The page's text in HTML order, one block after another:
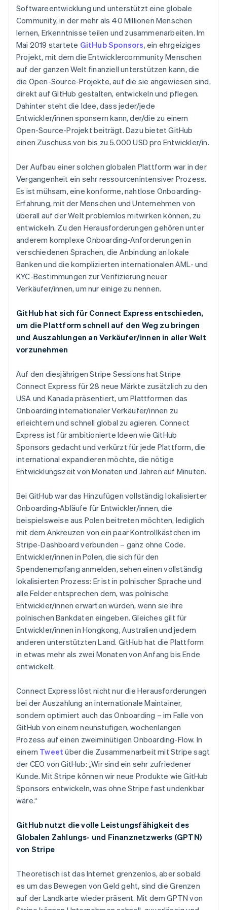
Atlas
Start-up-Gründung
Climate
CO₂-Entnahme
Identity
Online-Identitätsprüfung
Stripe-Sessions 2026
Erfahren Sie, wie Stripe Lösungen für die
Ecosystem
Partner
Stripe App-Marktplatz
Softwareentwicklung und unterstützt eine globale
Community, in der mehr als 40 Millionen Menschen
lernen, Erkenntnisse teilen und zusammenarbeiten. Im
Mai 2019 startete GitHub Sponsors, ein ehrgeiziges
Projekt, mit dem die Entwicklercommunity Menschen
auf der ganzen Welt finanziell unterstützen kann, die
die Open-Source-Projekte, auf die sie angewiesen sind,
direkt auf GitHub gestalten, entwickeln und pflegen.
Dahinter steht die Idee, dass jeder/jede
Entwickler/innen sponsern kann, der/die zu einem
Open-Source-Projekt beiträgt. Dazu bietet GitHub
einen Zuschuss von bis zu 5.000 USD pro Entwickler/in.
Der Aufbau einer solchen globalen Plattform war in der
Vergangenheit ein sehr ressourcenintensiver Prozess.
Es ist mühsam, eine konforme, nahtlose Onboarding-
Erfahrung, mit der Menschen und Unternehmen von
überall auf der Welt problemlos mitwirken können, zu
entwickeln. Zu den Herausforderungen gehören unter
anderem komplexe Onboarding-Anforderungen in
verschiedenen Sprachen, die Anbindung an lokale
Banken und die komplizierten internationalen AML- und
KYC-Bestimmungen zur Verifizierung neuer
Verkäufer/innen, um nur einige zu nennen.
GitHub hat sich für Connect Express entschieden,
um die Plattform schnell auf den Weg zu bringen
und Auszahlungen an Verkäufer/innen in aller Welt
vorzunehmen
Auf den diesjährigen Stripe Sessions hat Stripe
Connect Express für 28 neue Märkte zusätzlich zu den
USA und Kanada präsentiert, um Plattformen das
Onboarding internationaler Verkäufer/innen zu
erleichtern und schnell global zu agieren. Connect
Express ist für ambitionierte Ideen wie GitHub
Sponsors gedacht und verkürzt für jede Plattform, die
international expandieren möchte, die nötige
Entwicklungszeit von Monaten und Jahren auf Minuten.
Bei GitHub war das Hinzufügen vollständig lokalisierter
Onboarding-Abläufe für Entwickler/innen, die
beispielsweise aus Polen beitreten möchten, lediglich
mit dem Ankreuzen von ein paar Kontrollkästchen im
Stripe-Dashboard verbunden – ganz ohne Code.
Entwickler/innen in Polen, die sich für den
Spendenempfang anmelden, sehen einen vollständig
lokalisierten Prozess: Er ist in polnischer Sprache und
alle Felder entsprechen dem, was polnische
Entwickler/innen erwarten würden, wenn sie ihre
polnischen Bankdaten eingeben. Gleiches gilt für
Entwickler/innen in Hongkong, Australien und jedem
anderen unterstützten Land. GitHub hat die Plattform
in etwas mehr als zwei Monaten von Anfang bis Ende
entwickelt.
Connect Express löst nicht nur die Herausforderungen
bei der Auszahlung an internationale Maintainer,
sondern optimiert auch das Onboarding – im Falle von
GitHub von einem neunstufigen, wochenlangen
Prozess auf einen zweiminütigen Onboarding-Flow. In
einem Tweet über die Zusammenarbeit mit Stripe sagt
der CEO von GitHub: „Wir sind ein sehr zufriedener
Kunde. Mit Stripe können wir neue Produkte wie GitHub
Sponsors entwickeln, was ohne Stripe fast undenkbar
wäre.“
GitHub nutzt die volle Leistungsfähigkeit des
Globalen Zahlungs- und Finanznetzwerks (GPTN)
von Stripe
Theoretisch ist das Internet grenzenlos, aber sobald
es um das Bewegen von Geld geht, sind die Grenzen
auf der Landkarte wieder präsent. Mit dem GPTN von
Belgien
NederlandsFrançaisDeutschEnglish
Brasilien
Bulgarien
English
Dänemark
English